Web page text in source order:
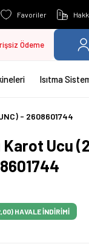
Favoriler
Ödeme
Isıtma
- 2608601744
Karot Ucu
HAVALE İNDİRİMİ